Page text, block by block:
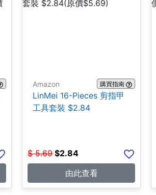
Amazon 購買指南
LinMei 16-Pieces 剪指甲
工具套裝 $2.84
$ 5.69 $2.84
由此查看